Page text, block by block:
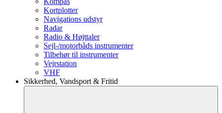
Kortplotter
Navigations udstyr
Radar
Radio & Højttaler
Sejl-/motorbåds instrumenter
Tilbehør til instrumenter
Vejrstation
VHF
Sikkerhed, Vandsport & Fritid